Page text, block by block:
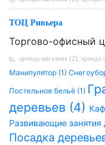
ТОЦ Ривьера
Торгово-офисный
аренда магазина (2) аренда
Манипулятор (1)
Постельное бельё (1)
деревьев (4)
Развивающие занятия
Посадка